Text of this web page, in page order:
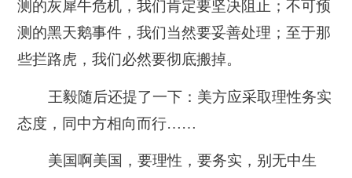
测的灰犀牛危机，我们肯定要坚决阻止；不可预
测的黑天鹅事件，我们当然要妥善处理；至于那
些拦路虎，我们必然要彻底搬掉。
王毅随后还提了一下： 美方应采取理性务实
态度，同中方相向而行……
美国啊美国，要理性，要务实，别无中生